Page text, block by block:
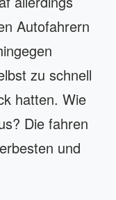
Autofahrern
zu schnell
hatten. Wie
Die fahren
und